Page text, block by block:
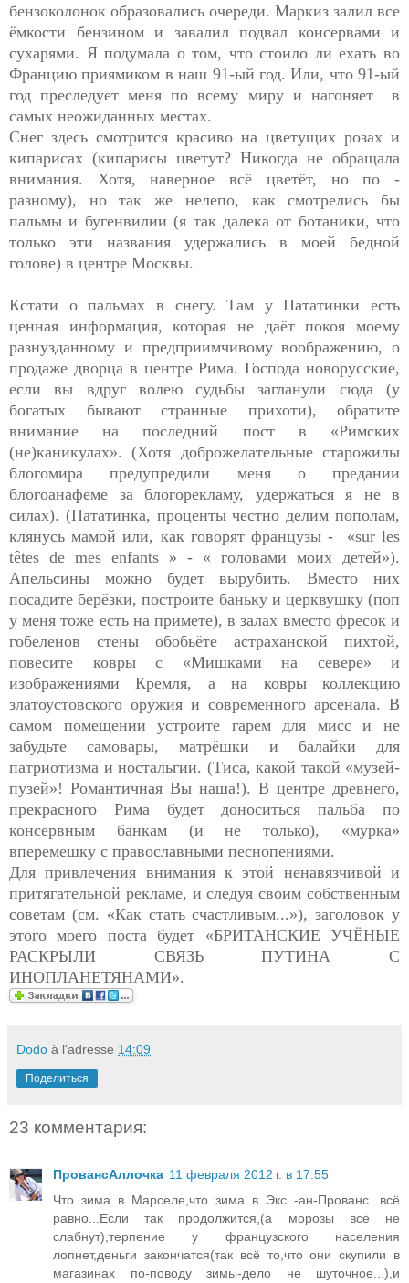
бензоколонок образовались очереди. Маркиз залил все
ёмкости бензином и завалил подвал консервами и
сухарями. Я подумала о том, что стоило ли ехать во
Францию приямиком в наш 91-ый год. Или, что 91-ый
год преследует меня по всему миру и нагоняет в
самых неожиданных местах.
Снег здесь смотрится красиво на цветущих розах и
кипарисах (кипарисы цветут? Никогда не обращала
внимания. Хотя, наверное всё цветёт, но по -
разному), но так же нелепо, как смотрелись бы
пальмы и бугенвилии (я так далека от ботаники, что
только эти названия удержались в моей бедной
голове) в центре Москвы.
Кстати о пальмах в снегу. Там у Пататинки есть
ценная информация, которая не даёт покоя моему
разнузданному и предприимчивому воображению, о
продаже дворца в центре Рима. Господа новорусские,
если вы вдруг волею судьбы загланули сюда (у
богатых бывают странные прихоти), обратите
внимание на последний пост в «Римских
(не)каникулах». (Хотя доброжелательные старожилы
блогомира предупредили меня о предании
блогоанафеме за блогорекламу, удержаться я не в
силах). (Пататинка, проценты честно делим пополам,
клянусь мамой или, как говорят французы - «sur les
têtes de mes enfants » - « головами моих детей»).
Апельсины можно будет вырубить. Вместо них
посадите берёзки, построите баньку и церквушку (поп
у меня тоже есть на примете), в залах вместо фресок и
гобеленов стены обобьёте астраханской пихтой,
повесите ковры с «Мишками на севере» и
изображениями Кремля, а на ковры коллекцию
златоустовского оружия и современного арсенала. В
самом помещении устроите гарем для мисс и не
забудьте самовары, матрёшки и балайки для
патриотизма и ностальгии. (Тиса, какой такой «музей-
пузей»! Романтичная Вы наша!). В центре древнего,
прекрасного Рима будет доноситься пальба по
консервным банкам (и не только), «мурка»
вперемешку с православными песнопениями.
Для привлечения внимания к этой ненавязчивой и
притягательной рекламе, и следуя своим собственным
советам (см. «Как стать счастливым...»), заголовок у
этого моего поста будет «БРИТАНСКИЕ УЧЁНЫЕ
РАСКРЫЛИ СВЯЗЬ ПУТИНА С
ИНОПЛАНЕТЯНАМИ».
Dodo à l'adresse 14:09
Поделиться
23 комментария:
ПровансАллочка 11 февраля 2012 г. в 17:55
Что зима в Марселе,что зима в Экс -ан-Прованс...всё
равно...Если так продолжится,(а морозы всё не
слабнут),терпение у французского населения
лопнет,деньги закончатся(так всё то,что они скупили в
магазинах по-поводу зимы-дело не шуточное...),и